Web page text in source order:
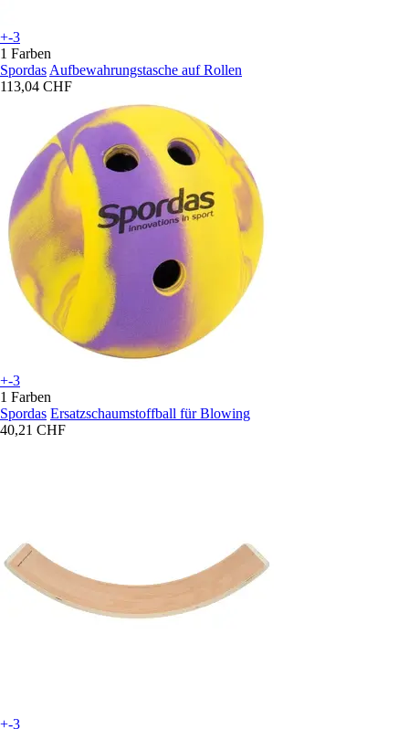
+-3
1 Farben
Spordas Aufbewahrungstasche auf Rollen
113,04 CHF
+-3
1 Farben
Spordas Ersatzschaumstoffball für Blowing
40,21 CHF
+-3